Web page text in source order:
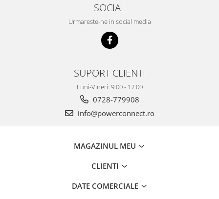
SOCIAL
Urmareste-ne in social media
SUPORT CLIENTI
Luni-Vineri: 9.00 - 17.00
0728-779908
info@powerconnect.ro
MAGAZINUL MEU
CLIENTI
DATE COMERCIALE